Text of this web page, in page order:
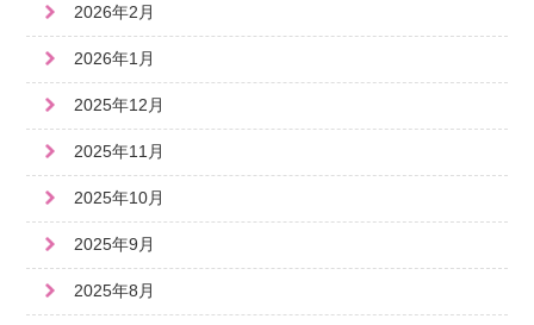
2026年2月
2026年1月
2025年12月
2025年11月
2025年10月
2025年9月
2025年8月